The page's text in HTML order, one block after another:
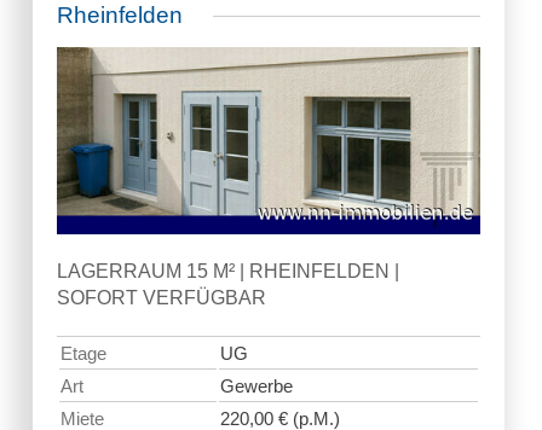
Rheinfelden
LAGERRAUM 15 M² | RHEINFELDEN |
SOFORT VERFÜGBAR
Etage
UG
Art
Gewerbe
Miete
220,00 € (p.M.)